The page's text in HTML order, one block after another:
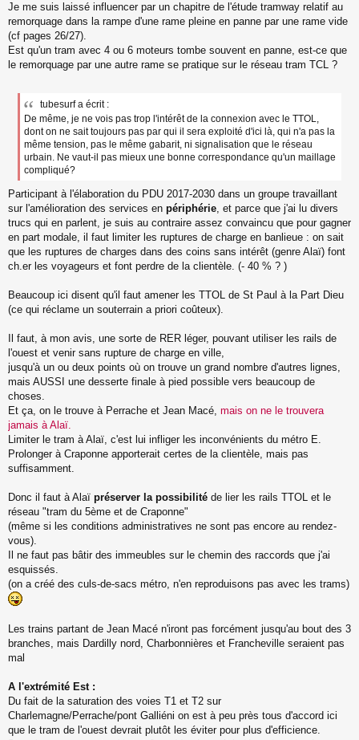
Je me suis laissé influencer par un chapitre de l'étude tramway relatif au
remorquage dans la rampe d'une rame pleine en panne par une rame vide
(cf pages 26/27).
Est qu'un tram avec 4 ou 6 moteurs tombe souvent en panne, est-ce que
le remorquage par une autre rame se pratique sur le réseau tram TCL ?
tubesurf a écrit :
De même, je ne vois pas trop l'intérêt de la connexion avec le TTOL,
dont on ne sait toujours pas par qui il sera exploité d'ici là, qui n'a pas la
même tension, pas le même gabarit, ni signalisation que le réseau
urbain. Ne vaut-il pas mieux une bonne correspondance qu'un maillage
compliqué?
Participant à l'élaboration du PDU 2017-2030 dans un groupe travaillant
sur l'amélioration des services en périphérie , et parce que j'ai lu divers
trucs qui en parlent, je suis au contraire assez convaincu que pour gagner
en part modale, il faut limiter les ruptures de charge en banlieue : on sait
que les ruptures de charges dans des coins sans intérêt (genre Alaï) font
ch.er les voyageurs et font perdre de la clientèle. (- 40 % ? )
Beaucoup ici disent qu'il faut amener les TTOL de St Paul à la Part Dieu
(ce qui réclame un souterrain a priori coûteux).
Il faut, à mon avis, une sorte de RER léger, pouvant utiliser les rails de
l'ouest et venir sans rupture de charge en ville,
jusqu'à un ou deux points où on trouve un grand nombre d'autres lignes,
mais AUSSI une desserte finale à pied possible vers beaucoup de
choses.
Et ça, on le trouve à Perrache et Jean Macé, mais on ne le trouvera
jamais à Alaï.
Limiter le tram à Alaï, c'est lui infliger les inconvénients du métro E.
Prolonger à Craponne apporterait certes de la clientèle, mais pas
suffisamment.
Donc il faut à Alaï préserver la possibilité de lier les rails TTOL et le
réseau "tram du 5ème et de Craponne"
(même si les conditions administratives ne sont pas encore au rendez-
vous).
Il ne faut pas bâtir des immeubles sur le chemin des raccords que j'ai
esquissés.
(on a créé des culs-de-sacs métro, n'en reproduisons pas avec les trams)
Les trains partant de Jean Macé n'iront pas forcément jusqu'au bout des 3
branches, mais Dardilly nord, Charbonnières et Francheville seraient pas
mal
A l'extrémité Est :
Du fait de la saturation des voies T1 et T2 sur
Charlemagne/Perrache/pont Galliéni on est à peu près tous d'accord ici
que le tram de l'ouest devrait plutôt les éviter pour plus d'efficience.